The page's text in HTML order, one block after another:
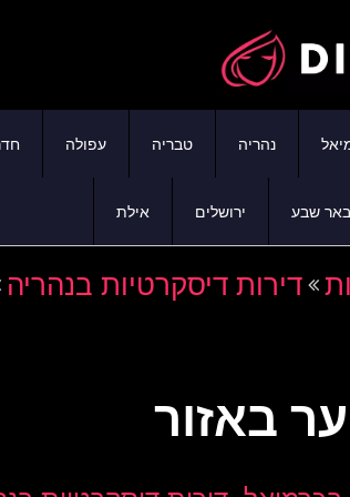
נהריה טבריה עפולה
באר שבע ירושלים אילת
דירות דיסקרטיות בנהריה
באזור